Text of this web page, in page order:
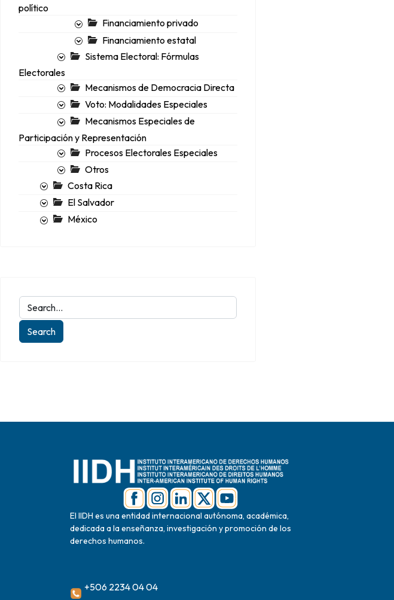
político
Financiamiento privado
Financiamiento estatal
Sistema Electoral: Fórmulas
Electorales
Mecanismos de Democracia Directa
Voto: Modalidades Especiales
Mecanismos Especiales de
Participación y Representación
Procesos Electorales Especiales
Otros
Costa Rica
El Salvador
México
El IIDH es una entidad internacional autónoma, académica,
dedicada a la enseñanza, investigación y promoción de los
derechos humanos.
+506 2234 04 04